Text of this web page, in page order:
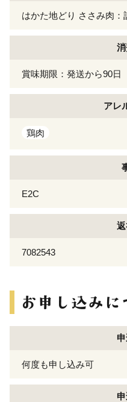
はかた地どり ささみ肉：
賞味期限：発送から90日
アレ
鶏肉
E2C
7082543
何度も申し込み可